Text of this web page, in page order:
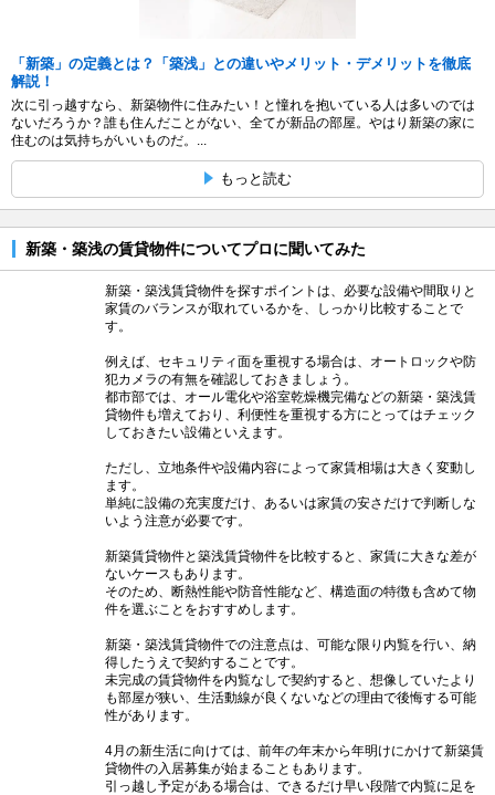
「新築」の定義とは？「築浅」との違いやメリット・デメリットを徹底
解説！
次に引っ越すなら、新築物件に住みたい！と憧れを抱いている人は多いのでは
ないだろうか？誰も住んだことがない、全てが新品の部屋。やはり新築の家に
住むのは気持ちがいいものだ。...
もっと読む
新築・築浅の賃貸物件についてプロに聞いてみた
新築・築浅賃貸物件を探すポイントは、必要な設備や間取りと
家賃のバランスが取れているかを、しっかり比較することで
す。
例えば、セキュリティ面を重視する場合は、オートロックや防
犯カメラの有無を確認しておきましょう。
都市部では、オール電化や浴室乾燥機完備などの新築・築浅賃
貸物件も増えており、利便性を重視する方にとってはチェック
しておきたい設備といえます。
ただし、立地条件や設備内容によって家賃相場は大きく変動し
ます。
単純に設備の充実度だけ、あるいは家賃の安さだけで判断しな
いよう注意が必要です。
新築賃貸物件と築浅賃貸物件を比較すると、家賃に大きな差が
ないケースもあります。
そのため、断熱性能や防音性能など、構造面の特徴も含めて物
件を選ぶことをおすすめします。
新築・築浅賃貸物件での注意点は、可能な限り内覧を行い、納
得したうえで契約することです。
未完成の賃貸物件を内覧なしで契約すると、想像していたより
も部屋が狭い、生活動線が良くないなどの理由で後悔する可能
性があります。
4月の新生活に向けては、前年の年末から年明けにかけて新築賃
貸物件の入居募集が始まることもあります。
引っ越し予定がある場合は、できるだけ早い段階で内覧に足を